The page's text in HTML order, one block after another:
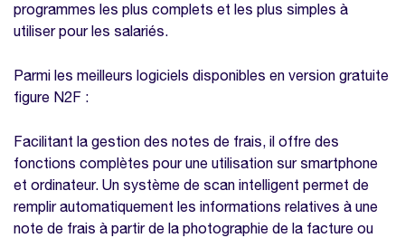
programmes les plus complets et les plus simples à
utiliser pour les salariés.
Parmi les meilleurs logiciels disponibles en version gratuite
figure N2F :
Facilitant la gestion des notes de frais, il offre des
fonctions complètes pour une utilisation sur smartphone
et ordinateur. Un système de scan intelligent permet de
remplir automatiquement les informations relatives à une
note de frais à partir de la photographie de la facture ou